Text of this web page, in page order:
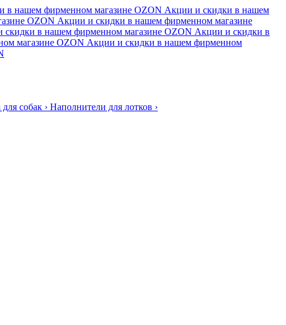
в нашем фирменном магазине OZON Акции и скидки в нашем
OZON Акции и скидки в нашем фирменном магазине
скидки в нашем фирменном магазине OZON Акции и скидки в
магазине OZON Акции и скидки в нашем фирменном
собак › Наполнители для лотков ›